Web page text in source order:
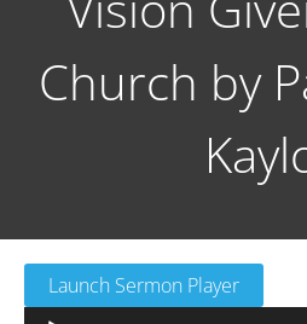
Church by
Launch Sermon Player